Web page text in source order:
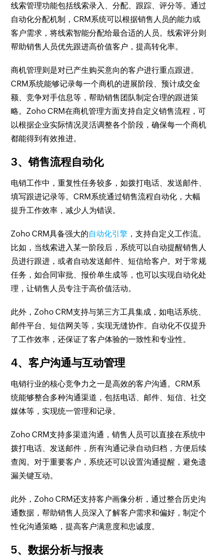
线索管理功能包括线索录入、分配、跟踪、评分等。通过
自动化分配机制，CRM系统可以根据销售人员的能力或
客户需求，将线索智能分配给最合适的人员。线索评分则
帮助销售人员优先跟进高价值客户，提高转化率。
商机管理则是对已产生购买意向的客户进行重点跟进。
CRM系统能够记录每一个商机的进展阶段、预计成交金
额、竞争对手信息等，帮助销售团队制定合理的跟进策
略。Zoho CRM在商机管理方面支持自定义销售流程，可
以根据企业实际情况灵活调整各个阶段，确保每一个商机
都能得到有效推进。
3、销售流程自动化
电销工作中，重复性任务较多，如拨打电话、发送邮件、
填写跟进记录等。CRM系统通过销售流程自动化，大幅
提升工作效率，减少人为错误。
Zoho CRM具备强大的自动化引擎 ，支持自定义工作流。
比如，当线索进入某一阶段后，系统可以自动提醒销售人
员进行跟进，或者自动发送邮件、短信给客户。对于常规
任务，如合同审批、报价单生成等，也可以实现自动化处
理，让销售人员专注于高价值活动。
此外，Zoho CRM支持与第三方工具集成，如电话系统、
邮件平台、短信网关等，实现无缝协作。自动化不仅提升
了工作效率，还保证了客户体验的一致性和专业性。
4、客户沟通与互动管理
电销行业的核心竞争力之一是高效的客户沟通。CRM系
统能够整合多种沟通渠道，包括电话、邮件、短信、社交
媒体等，实现统一管理和记录。
Zoho CRM支持多渠道沟通，销售人员可以直接在系统中
拨打电话、发送邮件，所有沟通记录自动归档，方便后续
查阅。对于重要客户，系统还可以设置沟通提醒，避免遗
漏关键互动。
此外，Zoho CRM还支持客户画像分析，通过整合历史沟
通数据，帮助销售人员深入了解客户需求和偏好，制定个
性化沟通策略，提高客户满意度和忠诚度。
5、数据分析与报表